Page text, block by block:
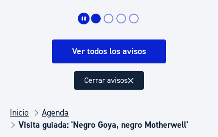
Ver todos los avisos
Cerrar avisos
Inicio
Agenda
Visita guiada: 'Negro Goya, negro Motherwell'